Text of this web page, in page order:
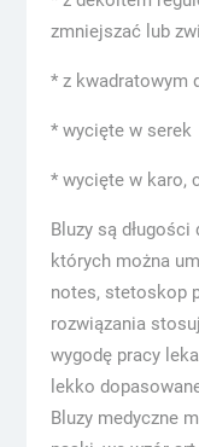
zmniejszać lub
* z kwadratowym
* wycięte w serek
* wycięte w karo,
Bluzy są
których można
notes, stetoskop
rozwiązania
wygodę pracy
lekko
Bluzy medyczne